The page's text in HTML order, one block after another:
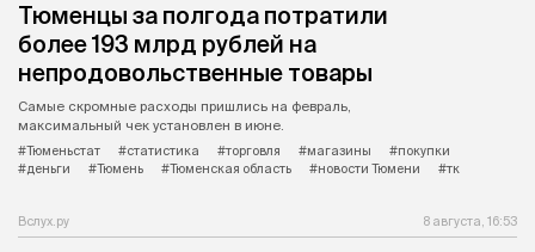
Тюменцы за полгода потратили
более 193 млрд рублей на
непродовольственные товары
Самые скромные расходы пришлись на февраль,
максимальный чек установлен в июне.
#Тюменьстат
#статистика #торговля #магазины
#покупки
#деньги
#Тюмень #Тюменская область #новости Тюмени #тк
Вслух.ру 8 августа, 16:53